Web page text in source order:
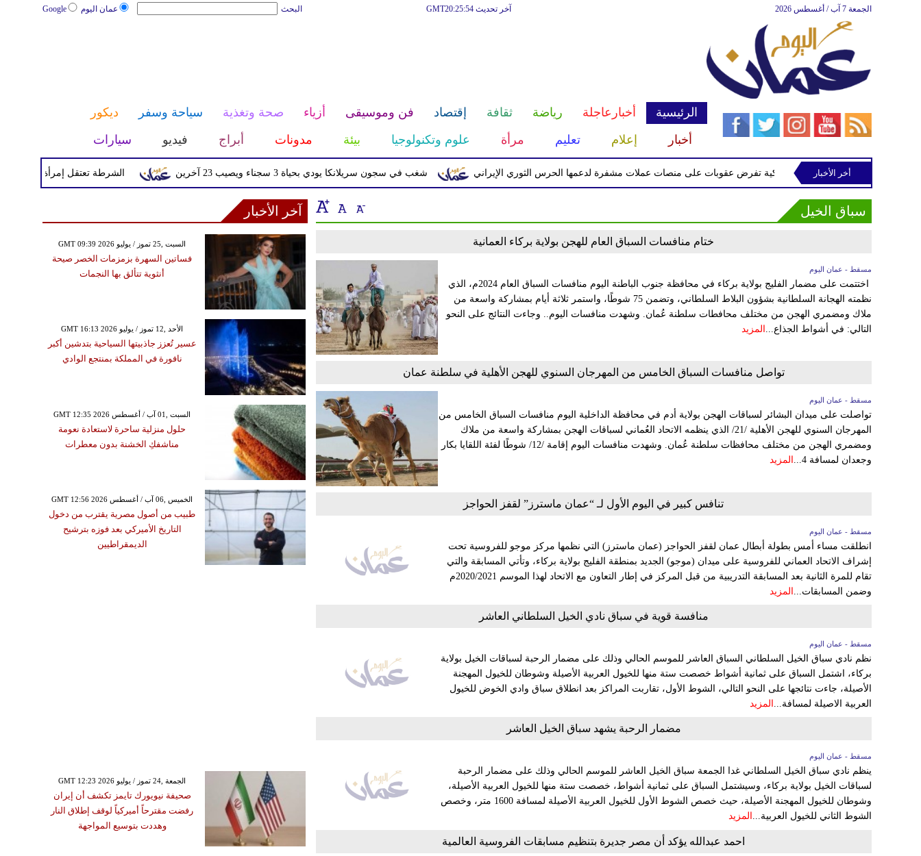
عمان اليوم Google البحث آخر تحديث GMT20:25:54 الجمعة 7 آب / أغسطس 2026
الرئيسية أخبارعاجلة رياضة ثقافة إقتصاد فن وموسيقى أزياء صحة وتغذية سياحة وسفر
ديكور
أخبار
إعلام تعليم مرأة علوم وتكنولوجيا بيئة مدونات أبراج فيديو سيارات
الشرطة تعتقل إمرأة تم القبض شغب في سجون سريلانكا يودي بحياة 3 سجناء ويصيب 23 آخرين الخزانة الأميركية تفرض عقوبات على منصات عملات مشفرة لدعمها الحرس الثوري الإيراني
أخر الأخبار
سباق الخيل
ختام منافسات السباق العام للهجن بولاية بركاء العمانية
مسقط - عمان اليوم
اختتمت على مضمار الفليج بولاية بركاء في محافظة جنوب الباطنة اليوم منافسات السباق العام 2024م، الذي
نظمته الهجانة السلطانية بشؤون البلاط السلطاني، وتضمن 75 شوطًا، واستمر ثلاثة أيام بمشاركة واسعة من
ملاك ومضمري الهجن من مختلف محافطات سلطنة عُمان. وشهدت منافسات اليوم.. وجاءت النتائج على النحو
التالي: في أشواط الجذاع... المزيد
تواصل منافسات السباق الخامس من المهرجان السنوي للهجن الأهلية في سلطنة عمان
مسقط - عمان اليوم
تواصلت على ميدان البشائر لسباقات الهجن بولاية أدم في محافظة الداخلية اليوم منافسات السباق الخامس من
المهرجان السنوي للهجن الأهلية /21/ الذي ينظمه الاتحاد العُماني لسباقات الهجن بمشاركة واسعة من ملاك
ومضمري الهجن من مختلف محافظات سلطنة عُمان. وشهدت منافسات اليوم إقامة /12/ شوطًا لفئة اللقايا بكار
وجعدان لمسافة 4...
المزيد
تنافس كبير في اليوم الأول لـ “عمان ماسترز” لقفز الحواجز
مسقط - عمان اليوم
انطلقت مساء أمس بطولة أبطال عمان لقفز الحواجز (عمان ماسترز) التي نظمها مركز موجو للفروسية تحت
إشراف الاتحاد العماني للفروسية على ميدان (موجو) الجديد بمنطقة الفليج بولاية بركاء، وتأتي المسابقة والتي
تقام للمرة الثانية بعد المسابقة التدريبية من قبل المركز في إطار التعاون مع الاتحاد لهذا الموسم 2020/2021م
وضمن المسابقات... المزيد
منافسة قوية في سباق نادي الخيل السلطاني العاشر
مسقط - عمان اليوم
نظم نادي سباق الخيل السلطاني السباق العاشر للموسم الحالي وذلك على مضمار الرحبة لسباقات الخيل بولاية
بركاء، اشتمل السباق على ثمانية أشواط خصصت ستة منها للخيول العربية الأصيلة وشوطان للخيول المهجنة
الأصيلة، جاءت نتائجها على النحو التالي، الشوط الأول، تقاربت المراكز بعد انطلاق سباق وادي الخوض للخيول
العربية الاصيلة لمسافة...
المزيد
مضمار الرحبة يشهد سباق الخيل العاشر
مسقط - عمان اليوم
ينظم نادي سباق الخيل السلطاني غدا الجمعة سباق الخيل العاشر للموسم الحالي وذلك على مضمار الرحبة
لسباقات الخيل بولاية بركاء، وسيشتمل السباق على ثمانية أشواط، خصصت ستة منها للخيول العربية الأصيلة،
وشوطان للخيول المهجنة الأصيلة، حيث خصص الشوط الأول للخيول العربية الأصيلة لمسافة 1600 متر، وخصص
الشوط الثاني للخيول العربية... المزيد
احمد عبدالله يؤكد أن مصر جديرة بتنظيم مسابقات الفروسية العالمية
آخر الأخبار
GMT 09:39 2026 السبت ,25 تموز / يوليو
فساتين السهرة بزمزمات الخصر صيحة
أنثوية تتألق بها النجمات
GMT 16:13 2026 الأحد ,12 تموز / يوليو
عسير تُعزز جاذبيتها السياحية بتدشين أكبر
نافورة في المملكة بمنتجع الوادي
GMT 12:35 2026 السبت ,01 آب / أغسطس
حلول منزلية ساحرة لاستعادة نعومة
مناشفكِ الخشنة بدون معطرات
GMT 12:56 2026 الخميس ,06 آب / أغسطس
طبيب من أصول مصرية يقترب من دخول
التاريخ الأميركي بعد فوزه بترشيح
الديمقراطيين
GMT 12:23 2026 الجمعة ,24 تموز / يوليو
صحيفة نيويورك تايمز تكشف أن إيران
رفضت مقترحاً أميركياً لوقف إطلاق النار
وهددت بتوسيع المواجهة